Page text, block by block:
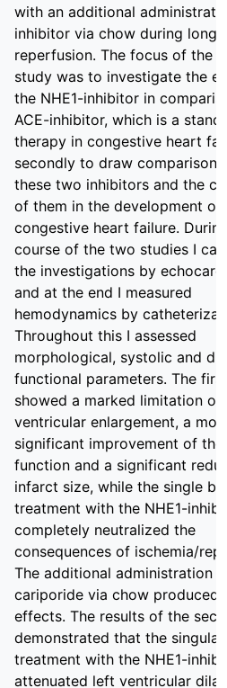
with an additional
inhibitor via chow during long-
reperfusion. The focus of the
study was to investigate the
the NHE1-inhibitor in
ACE-inhibitor, which is a
therapy in congestive heart
secondly to draw
these two inhibitors and the
of them in the development of
congestive heart failure.
course of the two studies I
the investigations by
and at the end I measured
hemodynamics by
Throughout this I assessed
morphological, systolic and
functional parameters. The
showed a marked limitation of
ventricular enlargement, a
significant improvement of
function and a significant
infarct size, while the single
treatment with the NHE1-
completely neutralized the
consequences of ischemia/
The additional administration
cariporide via chow produced
effects. The results of the
demonstrated that the singular
treatment with the NHE1-
attenuated left ventricular